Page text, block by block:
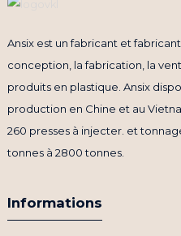
Ansix est un fabricant et
conception, la fabrication, la
produits en plastique. Ansix
production en Chine et au
260 presses à injecter. et
tonnes à 2800 tonnes.
Informations